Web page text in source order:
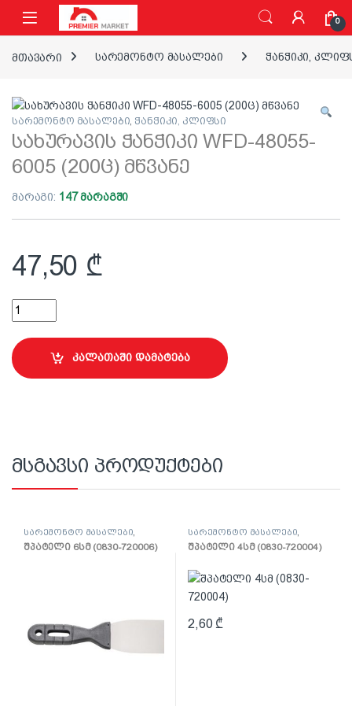
ნავიგაციაზე გადასვლა
შინაარსზე გადასვლა
0
მთავარი სარემონტო მასალები ჭანჭიკი,
სარემონტო მასალები ჭანჭიკი, კლიფსი
სახურავის ჭანჭიკი WFD-48055-
6005 (200ც) მწვანე
მარაგი: 147 მარაგში
47,50 ₾
სახურავის ჭანჭიკი WFD-48055-6005 (200ც) მწვანე quantity
კალათაში დამატება
მსგავსი პროდუქტები
სარემონტო მასალები
შპატელი, საპრიალებელი,
ქაფჩა
შპატელი 6სმ (0830-720006)
სარემონტო მასალები
შპატელი, საპრიალებელი,
ქაფჩა
შპატელი 4სმ (0830-720004)
2,60 ₾